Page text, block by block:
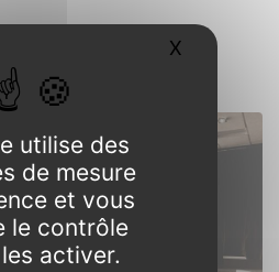
utilise des
de mesure
et vous
le contrôle
activer.
X Masquer